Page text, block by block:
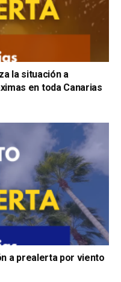
la situación a
en toda Canarias
a prealerta por viento